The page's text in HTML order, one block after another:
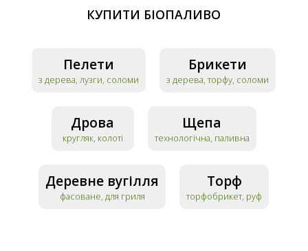
КУПИТИ БІОПАЛИВО
Пелети
з дерева, лузги, соломи
Брикети
з дерева, торфу, соломи
Дрова
кругляк, колоті
Щепа
технологічна, паливна
Деревне вугілля
фасоване, для гриля
Торф
торфобрикет, руф